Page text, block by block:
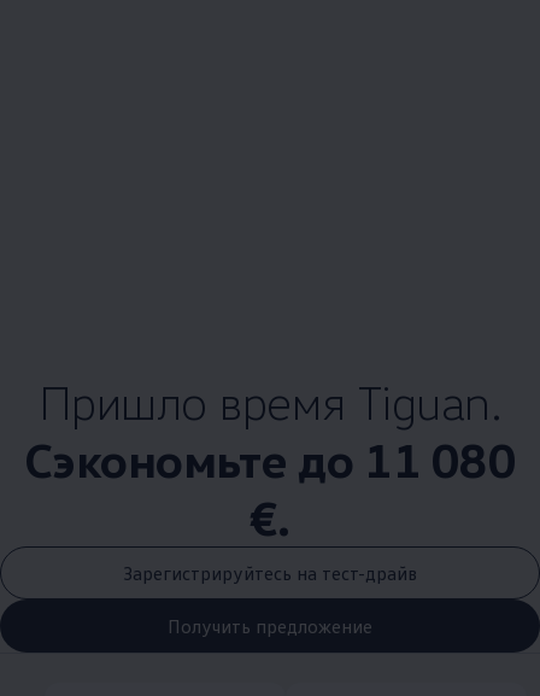
Пришло время Tiguan.
Сэкономьте до 11 080
€.
Зарегистрируйтесь на тест-драйв
Получить предложение